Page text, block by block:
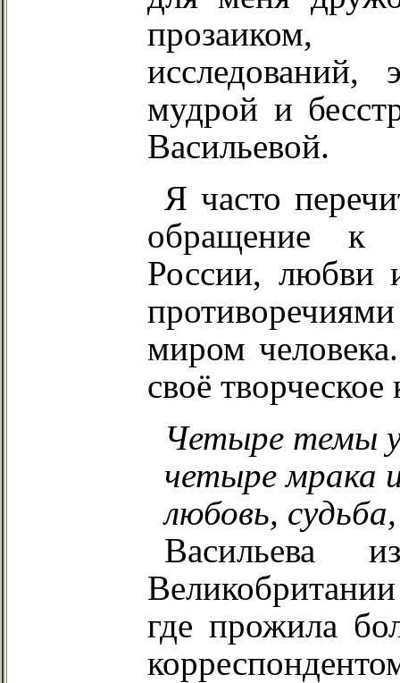
прозаиком,
исследований,
мудрой и
Васильевой.
Я часто
обращение к
России, любви
миром
своё творческое
Четыре темы
четыре мрака
любовь,
Васильева
где прожила